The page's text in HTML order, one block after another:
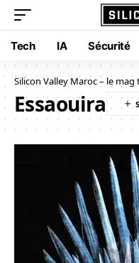
Tech IA Sécurité
Silicon Valley Maroc – le
Essaouira